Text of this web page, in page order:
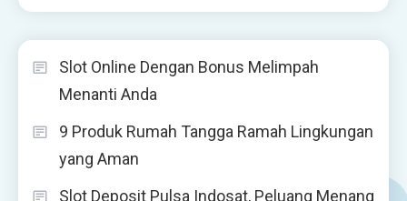
Slot Online Dengan Bonus Melimpah
Menanti Anda
9 Produk Rumah Tangga Ramah Lingkungan
yang Aman
Slot Deposit Pulsa Indosat, Peluang Menang